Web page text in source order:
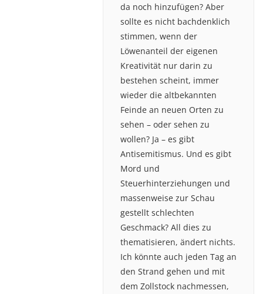
da noch hinzufügen? Aber
sollte es nicht bachdenklich
stimmen, wenn der
Löwenanteil der eigenen
Kreativität nur darin zu
bestehen scheint, immer
wieder die altbekannten
Feinde an neuen Orten zu
sehen – oder sehen zu
wollen? Ja – es gibt
Antisemitismus. Und es gibt
Mord und
Steuerhinterziehungen und
massenweise zur Schau
gestellt schlechten
Geschmack? All dies zu
thematisieren, ändert nichts.
Ich könnte auch jeden Tag an
den Strand gehen und mit
dem Zollstock nachmessen,